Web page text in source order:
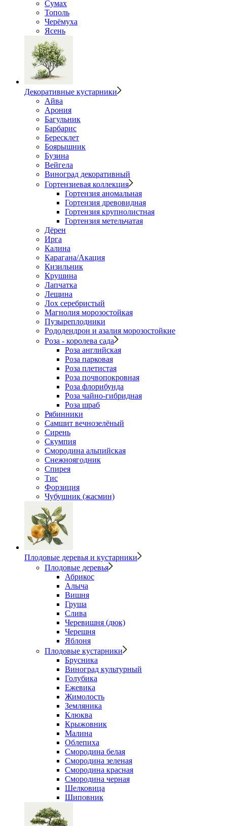
Сумах
Тополь
Черёмуха
Ясень
Декоративные кустарники
Айва
Арония
Багульник
Барбарис
Бересклет
Боярышник
Бузина
Вейгела
Виноград декоративный
Гортензиевая коллекция
Гортензия аномальная
Гортензия древовидная
Гортензия крупнолистная
Гортензия метельчатая
Дёрен
Ирга
Калина
Карагана/Акация
Кизильник
Крушина
Лапчатка
Лещина
Лох серебристый
Магнолия морозостойкая
Пузыреплодники
Рододендрон и азалия морозостойкие
Роза - королева сада
Роза английская
Роза парковая
Роза плетистая
Роза почвопокровная
Роза флорибунда
Роза чайно-гибридная
Роза шраб
Рябинники
Самшит вечнозелёный
Сирень
Скумпия
Смородина альпийская
Снежноягодник
Спирея
Тис
Форзиция
Чубушник (жасмин)
Плодовые деревья и кустарники
Плодовые деревья
Абрикос
Алыча
Вишня
Груша
Слива
Черевишня (дюк)
Черешня
Яблоня
Плодовые кустарники
Брусника
Виноград культурный
Голубика
Ежевика
Жимолость
Земляника
Клюква
Крыжовник
Малина
Облепиха
Смородина белая
Смородина зеленая
Смородина красная
Смородина черная
Шелковица
Шиповник